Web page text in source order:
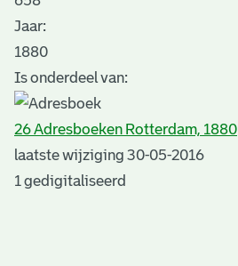
Jaar:
1880
Is onderdeel van:
26 Adresboeken Rotterdam, 1880
laatste wijziging 30-05-2016
1 gedigitaliseerd